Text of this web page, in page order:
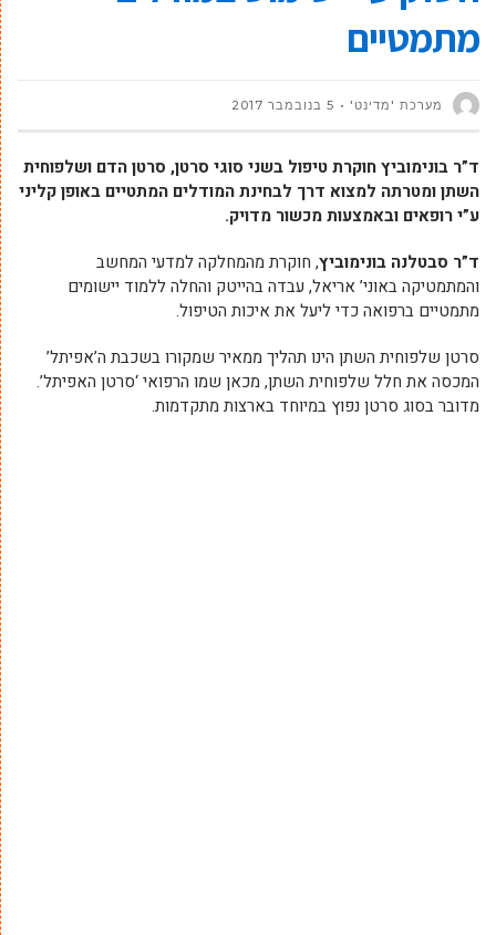
מתמטיים
מערכת 'מדינט' 5 בנובמבר 2017
ד”ר בונימוביץ חוקרת טיפול בשני סוגי סרטן, סרטן הדם ושלפוחית
השתן ומטרתה למצוא דרך לבחינת המודלים המתטיים באופן קליני
ע”י רופאים ובאמצעות מכשור מדויק.
ד”ר סבטלנה בונימוביץ, חוקרת מהמחלקה למדעי המחשב
והמתמטיקה באוני’ אריאל, עבדה בהייטק והחלה ללמוד יישומים
מתמטיים ברפואה כדי ליעל את איכות הטיפול.
סרטן שלפוחית השתן הינו תהליך ממאיר שמקורו בשכבת ה’אפיתל’
המכסה את חלל שלפוחית השתן, מכאן שמו הרפואי ‘סרטן האפיתל’.
מדובר בסוג סרטן נפוץ במיוחד בארצות מתקדמות.